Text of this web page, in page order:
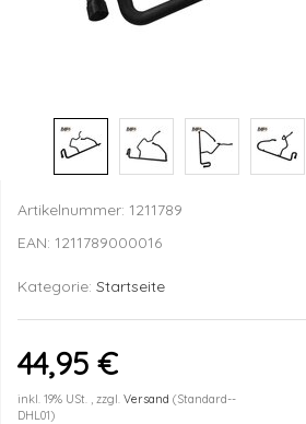
Artikelnummer: 1211789
EAN: 1211789000016
Kategorie: Startseite
44,95 €
inkl. 19% USt. , zzgl. Versand (Standard--
DHL01)